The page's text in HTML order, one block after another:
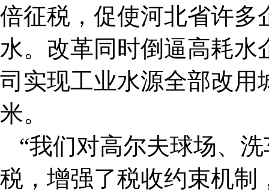
倍征税，促使河北省许多
水。改革同时倒逼高耗水
司实现工业水源全部改用
米。
“我们对高尔夫球场、
税，增强了税收约束机制